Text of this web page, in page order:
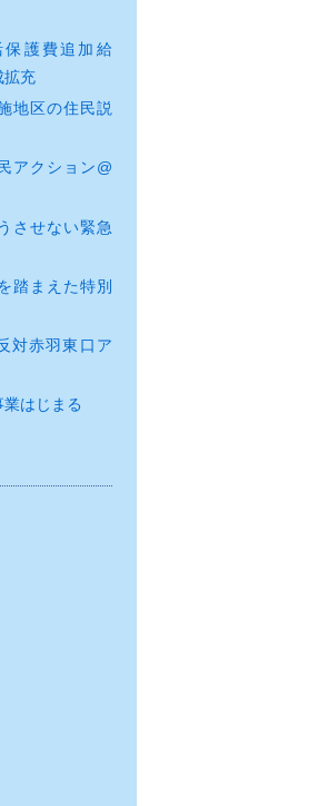
護費追加給
拡充
地区の住民説
アクション@
させない緊急
踏まえた特別
対赤羽東口ア
はじまる